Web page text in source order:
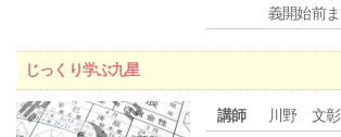
義開始前ま
じっくり学ぶ九星
講師 川野 文彰